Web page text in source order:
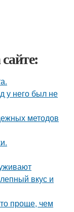
у него был не
методов
вкус и
проще, чем